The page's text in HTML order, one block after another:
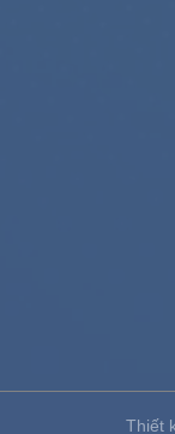
Thiết